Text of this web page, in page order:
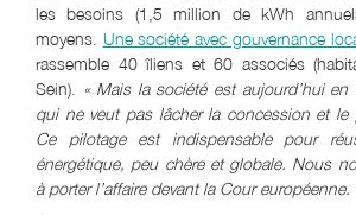
les besoins (1,5 million de kWh
moyens. Une société avec gouvernance
rassemble 40 îliens et 60 associés
Sein). « Mais la société est aujourd’hui en
qui ne veut pas lâcher la concession et le
Ce pilotage est indispensable pour
énergétique, peu chère et globale. Nous
à porter l’affaire devant la Cour européenne.